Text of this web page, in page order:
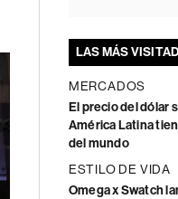
LAS MÁS
MERCADOS
El precio del dólar
América Latina
del mundo
ESTILO DE VIDA
Omega x Swatch